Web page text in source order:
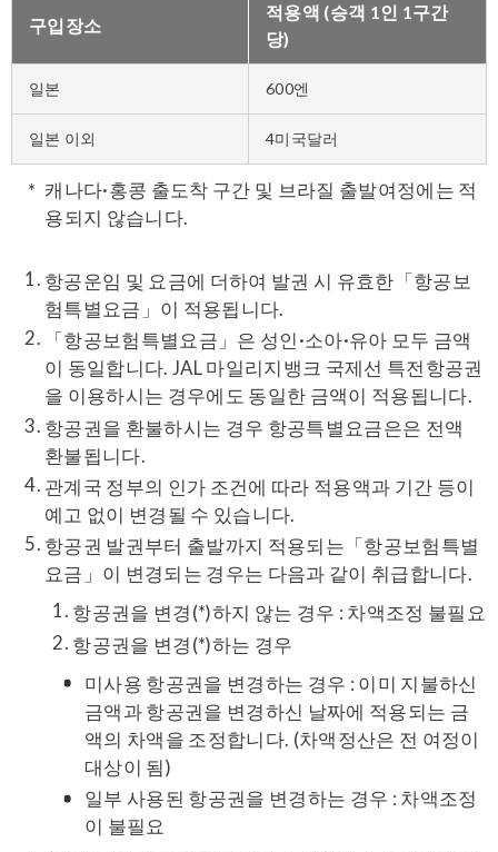
구입장소
적용액 (승객 1인 1구간
당)
일본 600엔
일본 이외 4미국달러
캐나다·홍콩 출도착 구간 및 브라질 출발여정에는 적
용되지 않습니다.
항공운임 및 요금에 더하여 발권 시 유효한「항공보
험특별요금」이 적용됩니다.
「항공보험특별요금」은 성인·소아·유아 모두 금액
이 동일합니다. JAL 마일리지뱅크 국제선 특전항공권
을 이용하시는 경우에도 동일한 금액이 적용됩니다.
항공권을 환불하시는 경우 항공특별요금은은 전액
환불됩니다.
관계국 정부의 인가 조건에 따라 적용액과 기간 등이
예고 없이 변경될 수 있습니다.
항공권 발권부터 출발까지 적용되는「항공보험특별
요금」이 변경되는 경우는 다음과 같이 취급합니다.
항공권을 변경(*)하지 않는 경우 : 차액조정 불필요
항공권을 변경(*)하는 경우
미사용 항공권을 변경하는 경우 : 이미 지불하신
금액과 항공권을 변경하신 날짜에 적용되는 금
액의 차액을 조정합니다. (차액정산은 전 여정이
대상이 됨)
일부 사용된 항공권을 변경하는 경우 : 차액조정
이 불필요